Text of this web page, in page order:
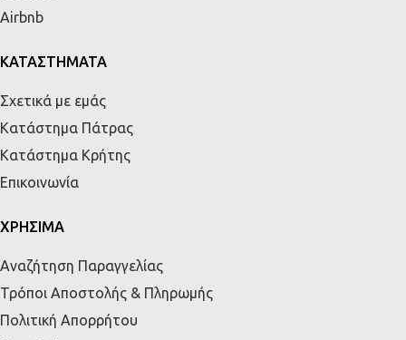
Airbnb
ΚΑΤΑΣΤΗΜΑΤΑ
Σχετικά με εμάς
Κατάστημα Πάτρας
Κατάστημα Κρήτης
Επικοινωνία
ΧΡΗΣΙΜΑ
Αναζήτηση Παραγγελίας
Τρόποι Αποστολής & Πληρωμής
Πολιτική Απορρήτου